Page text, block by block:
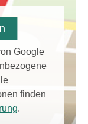
Google
finden
.